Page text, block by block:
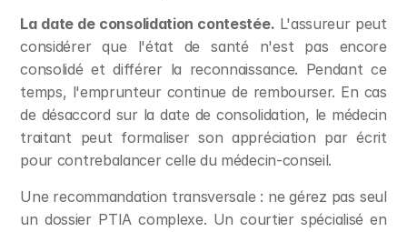
La date de consolidation contestée. L'assureur peut
considérer que l'état de santé n'est pas encore
consolidé et différer la reconnaissance. Pendant ce
temps, l'emprunteur continue de rembourser. En cas
de désaccord sur la date de consolidation, le médecin
traitant peut formaliser son appréciation par écrit
pour contrebalancer celle du médecin-conseil.
Une recommandation transversale : ne gérez pas seul
un dossier PTIA complexe. Un courtier spécialisé en